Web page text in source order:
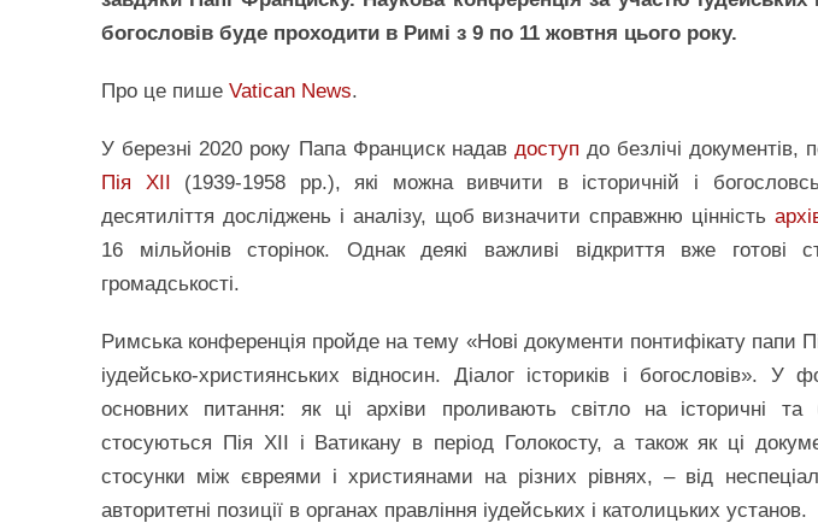
богословів буде проходити в Римі з 9 по 11 жовтня цього року.
Про це пише Vatican News.
У березні 2020 року Папа Франциск надав доступ до безлічі документів,
Пія XII (1939-1958 рр.), які можна вивчити в історичній і
десятиліття досліджень і аналізу, щоб визначити справжню цінність
16 мільйонів сторінок. Однак деякі важливі відкриття вже готові
громадськості.
Римська конференція пройде на тему «Нові документи понтифікату папи
іудейсько-християнських відносин. Діалог істориків і богословів». У
основних питання: як ці архіви проливають світло на історичні та
стосуються Пія XII і Ватикану в період Голокосту, а також як ці
стосунки між євреями і християнами на різних рівнях, – від
авторитетні позиції в органах правління іудейських і католицьких установ.